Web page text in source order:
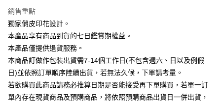
全盈+PAY
大哥付你分期
相關說明
1.本服務由台灣大哥大提供，台灣大哥大用戶可立即使用無須另外申請。
2.付款方式選擇「大哥付你分期」，訂單成立後會自動跳轉到大哥付的交易
流程，驗證手機門號後，選擇欲分期的期數、繳款截止日，確認付款後即完
成交易。
3.實際核准額度、可分期數及費用金額請依後續交易確認頁面所載為準。
AFTEE先享後付
相關說明
【關於「AFTEE先享後付」】
AFTEE先享後付是「在收到商品之後才付款」的支付方式。 讓您購物簡單
ATM付款
銷售重點
獨家俏皮印花設計。
本產品享有商品到貨的七日鑑賞期權益。
本產品僅提供退貨服務。
本商品訂做作包裝出貨需7-14個工作日(不包含週六、日以及例假
日)並依照訂單順序陸續出貨，若無法久候，下單請考量。
若欲購買此商品請務必推算日期是否能接受再下單購買，若單一訂
單內存在現貨商品及預購商品，將依照預購商品出貨日一併出貨，